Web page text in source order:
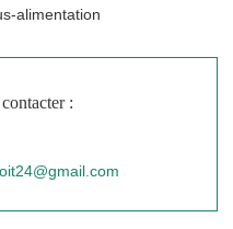
alimentation
: